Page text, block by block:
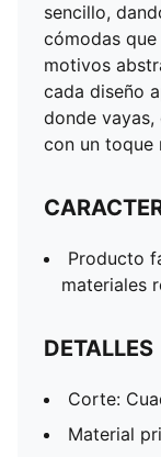
sencillo,
cómodas
motivos
cada diseño
donde
con un toque
Producto
materiales
DETALLES
Corte:
Material